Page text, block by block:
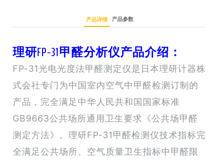
产品详情 产品参数
理研FP-31甲醛分析仪产品介绍：
FP-31光电光度法甲醛测定仪是日本理研计器株
式会社专门为中国室内空气中甲醛检测订制的
产品，完全满足中华人民共和国国家标准
GB9663公共场所通用卫生要求《公共场甲醛
测定方法》。理研FP-31甲醛检测仪技术指标完
全满足公共场所、空气质量卫生指标中甲醛限